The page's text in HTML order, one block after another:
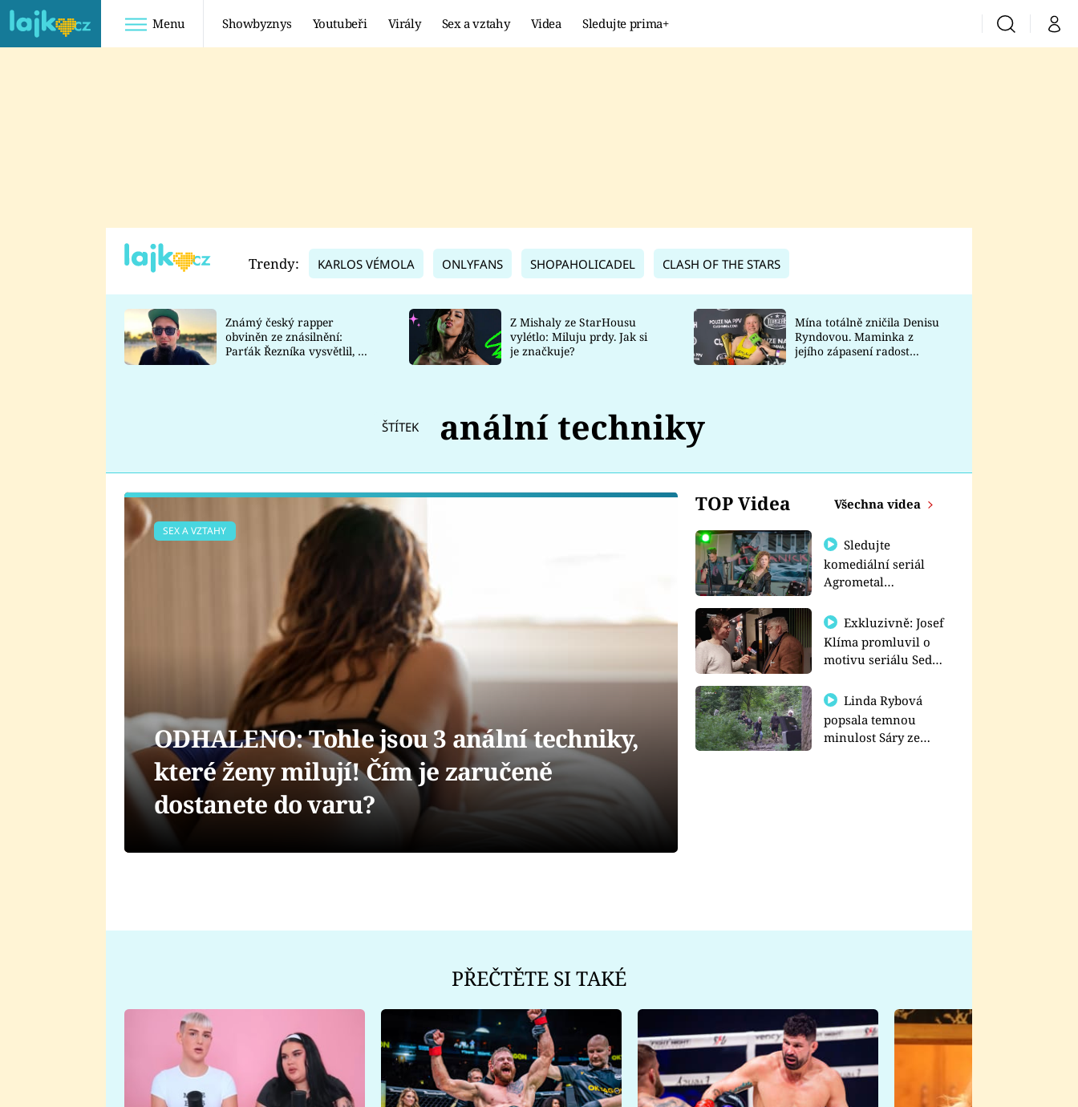
Menu Showbyznys Youtubeři Virály Sex a vztahy Videa Sledujte prima+ VyhledáváníMůj
TADEÁŠ KUBĚNKA
DATEL
Prima Lajk
Sledujte nás
Trendy: KARLOS VÉMOLA ONLYFANS SHOPAHOLICADEL CLASH OF THE STARS
Známý český rapper
obviněn ze znásilnění:
Parťák Řezníka vysvětlil, co
Z Mishaly ze StarHousu
vylétlo: Miluju prdy. Jak si
je značkuje?
Mína totálně zničila Denisu
Ryndovou. Maminka z
jejího zápasení radost
ŠTÍTEK anální techniky
TOP Videa Všechna videa
Sledujte
komediální seriál
Agrometal
prima+
Exkluzivně: Josef
Klíma promluvil o
motivu seriálu Sedm
Linda Rybová
popsala temnou
minulost Sáry ze
SEX A VZTAHY
ODHALENO: Tohle jsou 3 anální techniky,
které ženy milují! Čím je zaručeně
dostanete do varu?
PŘEČTĚTE SI TAKÉ